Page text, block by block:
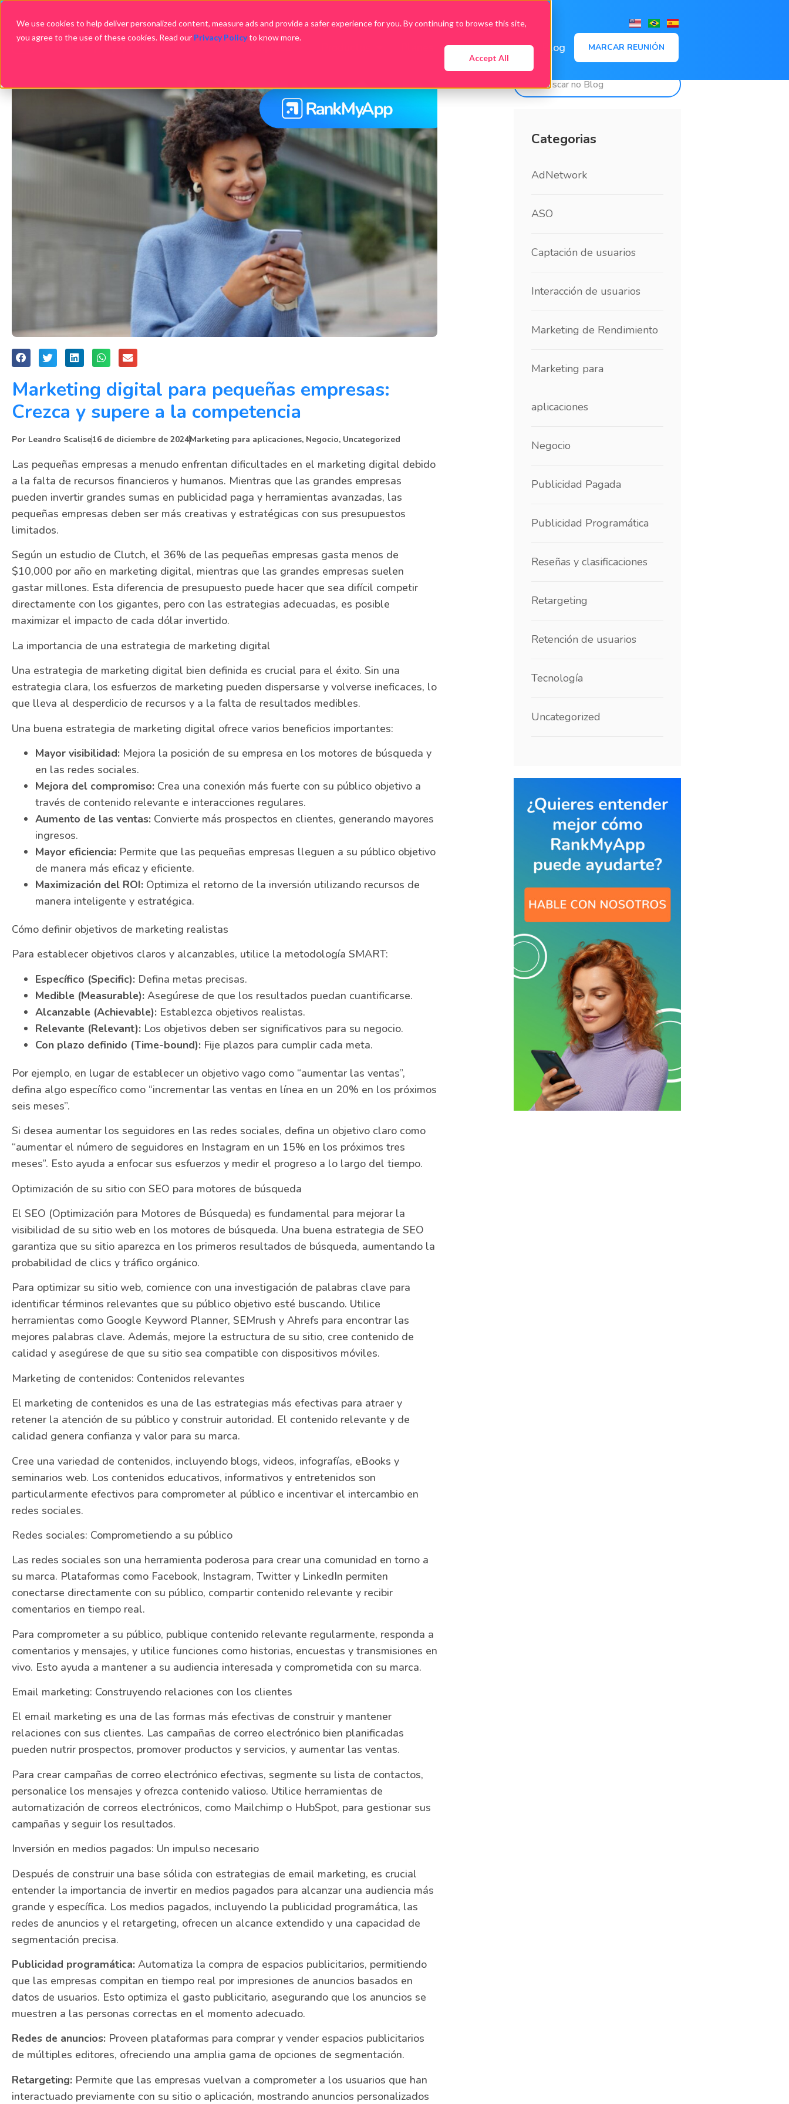
We use cookies to help deliver personalized content, measure ads and provide a safer experience for you. By continuing to browse this site,
you agree to the use of these cookies. Read our Privacy Policyto know more.
Accept All
Guías y Ebooks Blog MARCAR REUNIÓN
Marketing digital para pequeñas empresas:
Crezca y supere a la competencia
Por Leandro Scalise16 de diciembre de 2024Marketing para aplicaciones, Negocio, Uncategorized
Las pequeñas empresas a menudo enfrentan dificultades en el marketing digital debido
a la falta de recursos financieros y humanos. Mientras que las grandes empresas
pueden invertir grandes sumas en publicidad paga y herramientas avanzadas, las
pequeñas empresas deben ser más creativas y estratégicas con sus presupuestos
limitados.
Según un estudio de Clutch, el 36% de las pequeñas empresas gasta menos de
$10,000 por año en marketing digital, mientras que las grandes empresas suelen
gastar millones. Esta diferencia de presupuesto puede hacer que sea difícil competir
directamente con los gigantes, pero con las estrategias adecuadas, es posible
maximizar el impacto de cada dólar invertido.
La importancia de una estrategia de marketing digital
Una estrategia de marketing digital bien definida es crucial para el éxito. Sin una
estrategia clara, los esfuerzos de marketing pueden dispersarse y volverse ineficaces, lo
que lleva al desperdicio de recursos y a la falta de resultados medibles.
Una buena estrategia de marketing digital ofrece varios beneficios importantes:
Mayor visibilidad: Mejora la posición de su empresa en los motores de búsqueda y
en las redes sociales.
Mejora del compromiso: Crea una conexión más fuerte con su público objetivo a
través de contenido relevante e interacciones regulares.
Aumento de las ventas: Convierte más prospectos en clientes, generando mayores
ingresos.
Mayor eficiencia: Permite que las pequeñas empresas lleguen a su público objetivo
de manera más eficaz y eficiente.
Maximización del ROI: Optimiza el retorno de la inversión utilizando recursos de
manera inteligente y estratégica.
Cómo definir objetivos de marketing realistas
Para establecer objetivos claros y alcanzables, utilice la metodología SMART:
Específico (Specific): Defina metas precisas.
Medible (Measurable): Asegúrese de que los resultados puedan cuantificarse.
Alcanzable (Achievable): Establezca objetivos realistas.
Relevante (Relevant): Los objetivos deben ser significativos para su negocio.
Con plazo definido (Time-bound): Fije plazos para cumplir cada meta.
Por ejemplo, en lugar de establecer un objetivo vago como “aumentar las ventas”,
defina algo específico como “incrementar las ventas en línea en un 20% en los próximos
seis meses”.
Si desea aumentar los seguidores en las redes sociales, defina un objetivo claro como
“aumentar el número de seguidores en Instagram en un 15% en los próximos tres
meses”. Esto ayuda a enfocar sus esfuerzos y medir el progreso a lo largo del tiempo.
Optimización de su sitio con SEO para motores de búsqueda
El SEO (Optimización para Motores de Búsqueda) es fundamental para mejorar la
visibilidad de su sitio web en los motores de búsqueda. Una buena estrategia de SEO
garantiza que su sitio aparezca en los primeros resultados de búsqueda, aumentando la
probabilidad de clics y tráfico orgánico.
Para optimizar su sitio web, comience con una investigación de palabras clave para
identificar términos relevantes que su público objetivo esté buscando. Utilice
herramientas como Google Keyword Planner, SEMrush y Ahrefs para encontrar las
mejores palabras clave. Además, mejore la estructura de su sitio, cree contenido de
calidad y asegúrese de que su sitio sea compatible con dispositivos móviles.
Marketing de contenidos: Contenidos relevantes
El marketing de contenidos es una de las estrategias más efectivas para atraer y
retener la atención de su público y construir autoridad. El contenido relevante y de
calidad genera confianza y valor para su marca.
Cree una variedad de contenidos, incluyendo blogs, videos, infografías, eBooks y
seminarios web. Los contenidos educativos, informativos y entretenidos son
particularmente efectivos para comprometer al público e incentivar el intercambio en
redes sociales.
Redes sociales: Comprometiendo a su público
Las redes sociales son una herramienta poderosa para crear una comunidad en torno a
su marca. Plataformas como Facebook, Instagram, Twitter y LinkedIn permiten
conectarse directamente con su público, compartir contenido relevante y recibir
comentarios en tiempo real.
Para comprometer a su público, publique contenido relevante regularmente, responda a
comentarios y mensajes, y utilice funciones como historias, encuestas y transmisiones en
vivo. Esto ayuda a mantener a su audiencia interesada y comprometida con su marca.
Email marketing: Construyendo relaciones con los clientes
El email marketing es una de las formas más efectivas de construir y mantener
relaciones con sus clientes. Las campañas de correo electrónico bien planificadas
pueden nutrir prospectos, promover productos y servicios, y aumentar las ventas.
Para crear campañas de correo electrónico efectivas, segmente su lista de contactos,
personalice los mensajes y ofrezca contenido valioso. Utilice herramientas de
automatización de correos electrónicos, como Mailchimp o HubSpot, para gestionar sus
campañas y seguir los resultados.
Inversión en medios pagados: Un impulso necesario
Después de construir una base sólida con estrategias de email marketing, es crucial
entender la importancia de invertir en medios pagados para alcanzar una audiencia más
grande y específica. Los medios pagados, incluyendo la publicidad programática, las
redes de anuncios y el retargeting, ofrecen un alcance extendido y una capacidad de
segmentación precisa.
Publicidad programática: Automatiza la compra de espacios publicitarios, permitiendo
que las empresas compitan en tiempo real por impresiones de anuncios basados en
datos de usuarios. Esto optimiza el gasto publicitario, asegurando que los anuncios se
muestren a las personas correctas en el momento adecuado.
Redes de anuncios: Proveen plataformas para comprar y vender espacios publicitarios
de múltiples editores, ofreciendo una amplia gama de opciones de segmentación.
Retargeting: Permite que las empresas vuelvan a comprometer a los usuarios que han
interactuado previamente con su sitio o aplicación, mostrando anuncios personalizados
Categorias
AdNetwork
ASO
Captación de usuarios
Interacción de usuarios
Marketing de Rendimiento
Marketing para
aplicaciones
Negocio
Publicidad Pagada
Publicidad Programática
Reseñas y clasificaciones
Retargeting
Retención de usuarios
Tecnología
Uncategorized